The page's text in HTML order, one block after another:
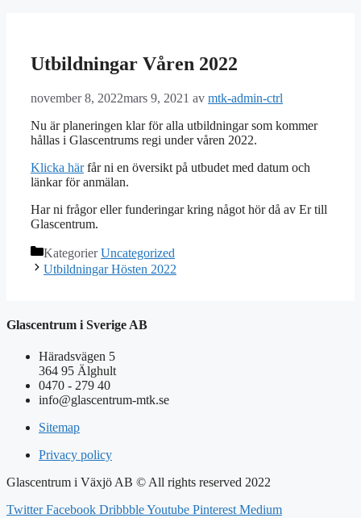
Utbildningar Våren 2022
november 8, 2022mars 9, 2021 av mtk-admin-ctrl
Nu är planeringen klar för alla utbildningar som kommer
hållas i Glascentrums regi under våren 2022.
Klicka härfår ni en översikt på utbudet med datum och
länkar för anmälan.
Har ni frågor eller funderingar kring något hör då av Er till
Glascentrum.
KategorierUncategorized
Utbildningar Hösten 2022
Glascentrum i Sverige AB
Häradsvägen 5
364 95 Älghult
0470 - 279 40
info@glascentrum-mtk.se
Sitemap
Privacy policy
Glascentrum i Växjö AB © All rights reserved 2022
Twitter Facebook DribbbleYoutube Pinterest Medium